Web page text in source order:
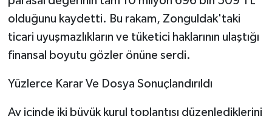
olduğunu kaydetti. Bu rakam, Zonguldak'taki
ticari uyuşmazlıkların ve tüketici haklarının ulaştığı
finansal boyutu gözler önüne serdi.
​Yüzlerce Karar Ve Dosya Sonuçlandırıldı
​Ay içinde iki büyük kurul toplantısı düzenlediklerini